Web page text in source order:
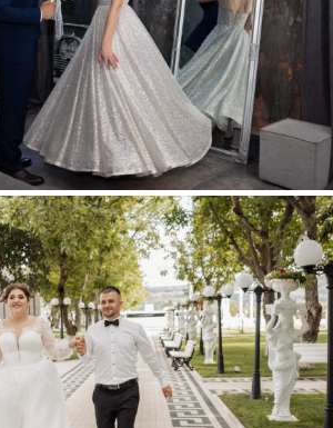
EUGEN + ALINA
ELISAVETA + FLORIN